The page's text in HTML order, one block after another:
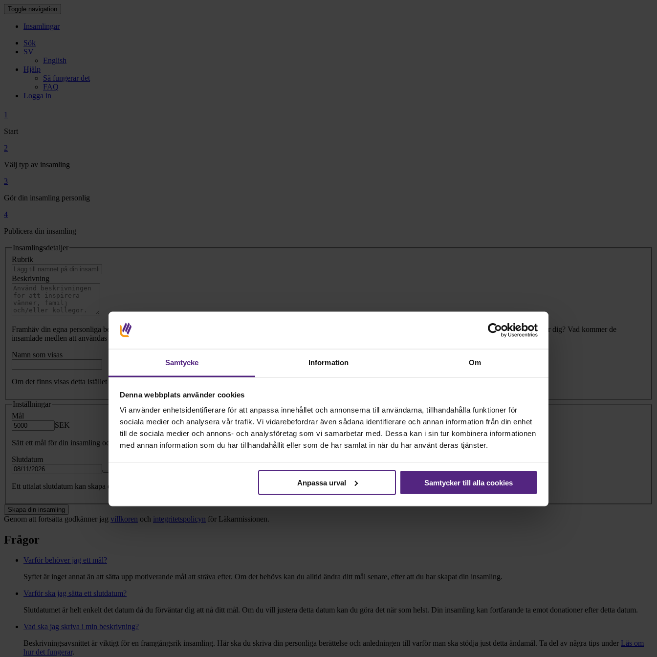
Samtycke Information Om
Denna webbplats använder cookies
Vi använder enhetsidentifierare för att anpassa innehållet och annonserna till användarna, tillhandahålla funktioner för
sociala medier och analysera vår trafik. Vi vidarebefordrar även sådana identifierare och annan information från din enhet
till de sociala medier och annons- och analysföretag som vi samarbetar med. Dessa kan i sin tur kombinera informationen
med annan information som du har tillhandahållit eller som de har samlat in när du har använt deras tjänster.
Anpassa urval Samtycker till alla cookies
Toggle navigation
Insamlingar
Sök
SV
English
Hjälp
Så fungerar det
FAQ
Logga in
1
Start
2
Välj typ av insamling
3
Gör din insamling personlig
4
Publicera din insamling
Insamlingsdetaljer
Rubrik
Beskrivning
Framhäv din egna personliga berättelse om varför du har startat en insamling, och försök att besvara följande frågor: Vilket ändamål samlar du in till och varför är det viktigt för dig? Vad kommer de
insamlade medlen att användas till? Hur kan ditt nätverk hjälpa?
Namn som visas
Om det finns visas detta istället för ditt namn som skaparen av insamlingen. Detta kan t. ex. vara ett företags-eller gruppnamn.
Inställningar
Mål
SEK
Sätt ett mål för din insamling och följ utvecklingen. Börja lågt och höj sedan målet.
Slutdatum
Ett uttalat slutdatum kan skapa en känsla av att det är brådskande och leda till snabbare åtgärder.
Skapa din insamling
Genom att fortsätta godkänner jag villkoren och integritetspolicyn för Läkarmissionen.
Frågor
Varför behöver jag ett mål?
Syftet är inget annat än att sätta upp motiverande mål att sträva efter. Om det behövs kan du alltid ändra ditt mål senare, efter att du har skapat din insamling.
Varför ska jag sätta ett slutdatum?
Slutdatumet är helt enkelt det datum då du förväntar dig att nå ditt mål. Om du vill justera detta datum kan du göra det när som helst. Din insamling kan fortfarande ta emot donationer efter detta datum.
Vad ska jag skriva i min beskrivning?
Beskrivningsavsnittet är viktigt för en framgångsrik insamling. Här ska du skriva din personliga berättelse och anledningen till varför man ska stödja just detta ändamål. Ta del av några tips under Läs om
hur det fungerar.